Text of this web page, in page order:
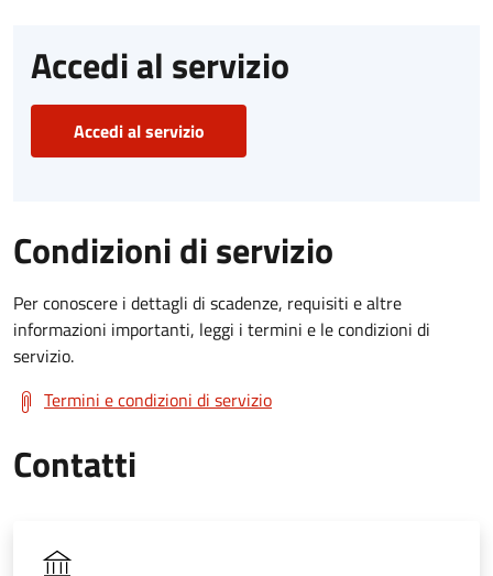
Accedi al servizio
Accedi al servizio
Condizioni di servizio
Per conoscere i dettagli di scadenze, requisiti e altre
informazioni importanti, leggi i termini e le condizioni di
servizio.
Termini e condizioni di servizio
Contatti